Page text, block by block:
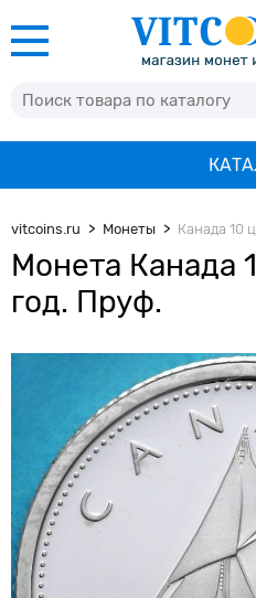
vitcoins.ru Монеты Канада 10
Монета Канада
год. Пруф.